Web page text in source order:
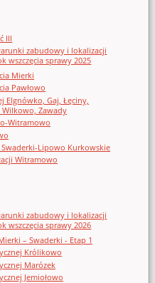
III
zabudowy i lokalizacji
wszczęcia sprawy 2025
Mierki
Pawłowo
Elgnówko, Gaj, Łęciny,
Wilkowo, Zawady
Witramowo
Lipowo Kurkowskie
Witramowo
zabudowy i lokalizacji
wszczęcia sprawy 2026
– Swaderki - Etap 1
Królikowo
Marózek
Jemiołowo